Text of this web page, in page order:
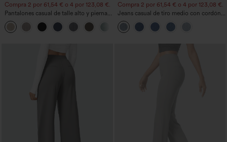
Compra 2 por 61,54 € o 4 por 123,08 €.
Pantalones casual de talle alto y pierna
recta con tacto de lino y bolsillos
+5
Compra 2 por 61,54 € o 4 por 123,08 €.
Jeans casual de tiro medio con cordón y
bolsillos